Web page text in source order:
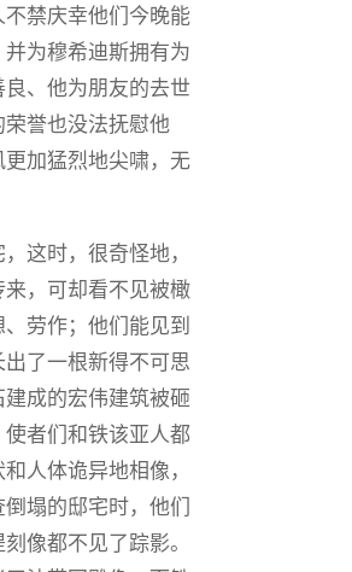
禁庆幸他们今晚能
为穆希迪斯拥有为
、他为朋友的去世
誉也没法抚慰他
加猛烈地尖啸，无
这时，很奇怪地，
，可却看不见被橄
劳作；他们能见到
了一根新得不可思
成的宏伟建筑被砸
者们和铁该亚人都
人体诡异地相像，
塌的邸宅时，他们
像都不见了踪影。